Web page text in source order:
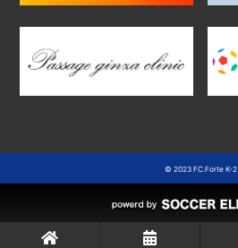
© 2023 FC.Forte K-2